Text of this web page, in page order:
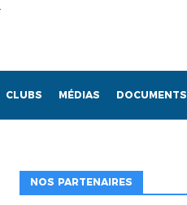
CLUBS MÉDIAS DOCUMENTS
NOS PARTENAIRES